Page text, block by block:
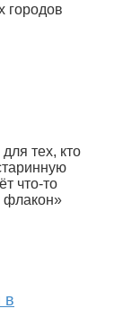
городов
тех, кто
что-то
флакон»
в